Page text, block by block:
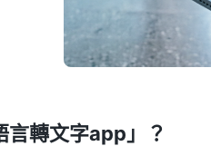
言轉文字app」？